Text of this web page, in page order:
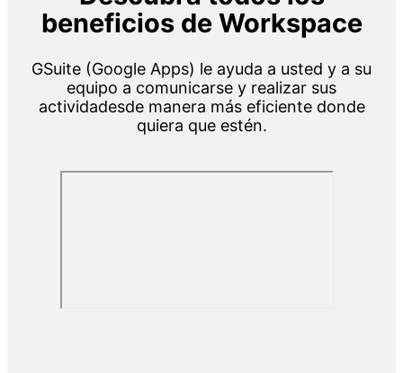
beneficios de Workspace
GSuite (Google Apps) le ayuda a usted y a su
equipo a comunicarse y realizar sus
actividadesde manera más eficiente donde
quiera que estén.